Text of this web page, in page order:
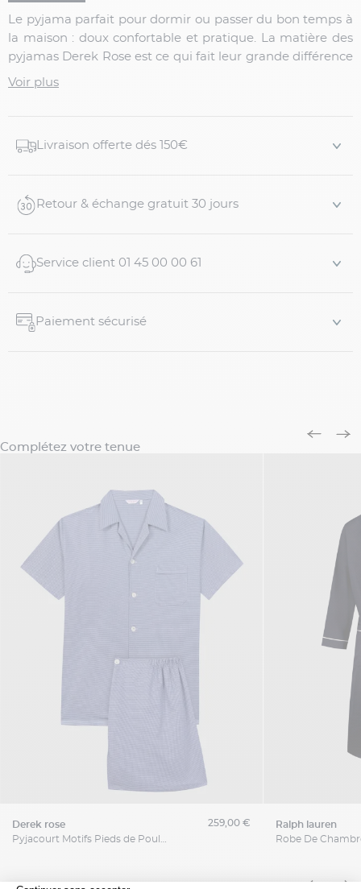
Le pyjama parfait pour dormir ou passer du bon temps à
la maison : doux confortable et pratique. La matière des
pyjamas Derek Rose est ce qui fait leur grande différence
par rapport à un pyjama classique en coton. Pour la
surprend par son confort sur la peau et sa chaleur
Caractéristiques...
Voir plus
Livraison offerte dés 150€
Retour & échange gratuit 30 jours
Service client 01 45 00 00 61
Paiement sécurisé
Complétez votre tenue
derek rose
259,00 € ralph lauren